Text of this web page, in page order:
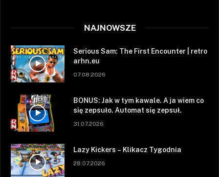
NAJNOWSZE
Serious Sam: The First Encounter | retro
arhn.eu
07.08.2026
BONUS: Jak w tym kawale. A ja wiem co
się zepsuło. Automat się zepsuł.
31.07.2026
Lazy Kickers – Klikacz Tygodnia
28.07.2026